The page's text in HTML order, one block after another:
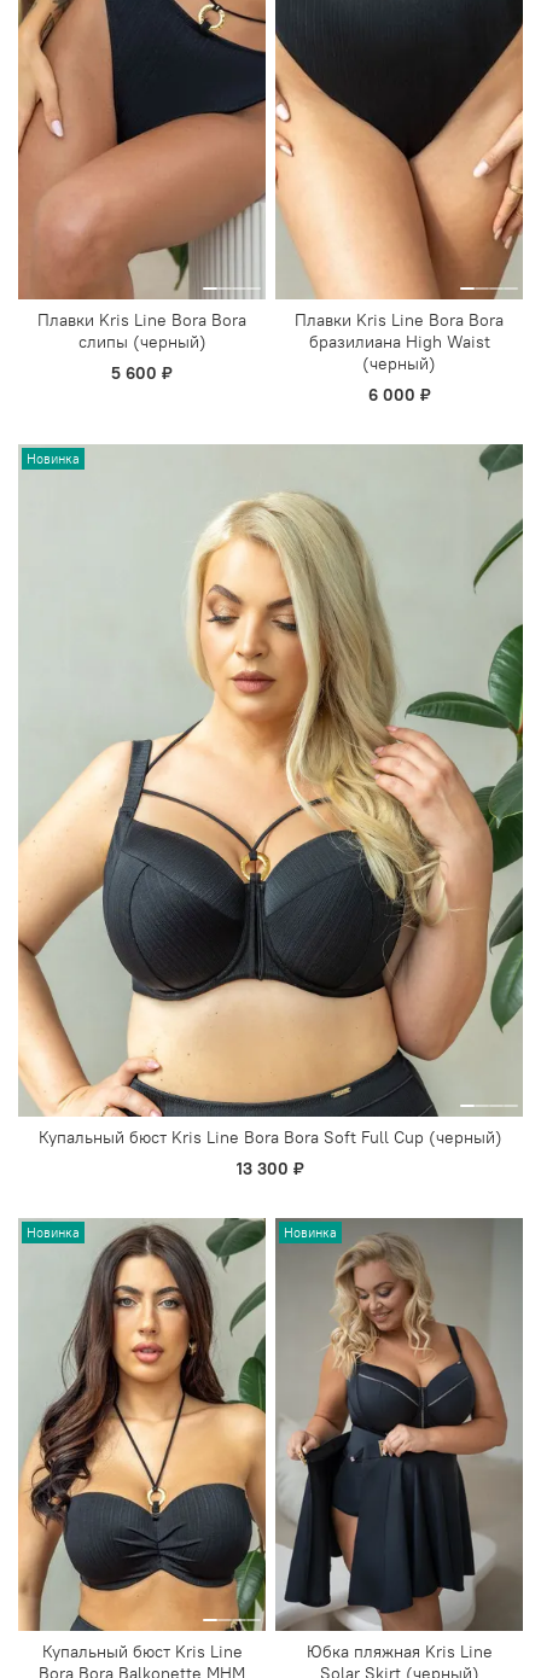
Плавки Kris Line Bora Bora
слипы (черный)
5 600 ₽
Плавки Kris Line Bora Bora
бразилиана High Waist
(черный)
6 000 ₽
Новинка
Купальный бюст Kris Line Bora Bora Soft Full Cup (черный)
13 300 ₽
Новинка
Купальный бюст Kris Line
Bora Bora Balkonette MHM
Новинка
Юбка пляжная Kris Line
Solar Skirt (черный)